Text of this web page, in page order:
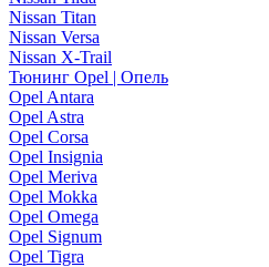
Nissan Titan
Nissan Versa
Nissan X-Trail
Тюнинг Opel | Опель
Opel Antara
Opel Astra
Opel Corsa
Opel Insignia
Opel Meriva
Opel Mokka
Opel Omega
Opel Signum
Opel Tigra